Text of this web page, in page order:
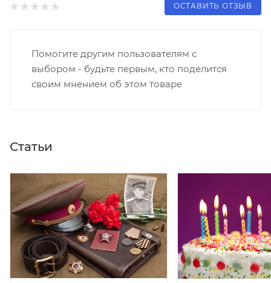
ОСТАВИТЬ ОТЗЫВ
Помогите другим пользователям с
выбором - будьте первым, кто поделится
своим мнением об этом товаре
Статьи